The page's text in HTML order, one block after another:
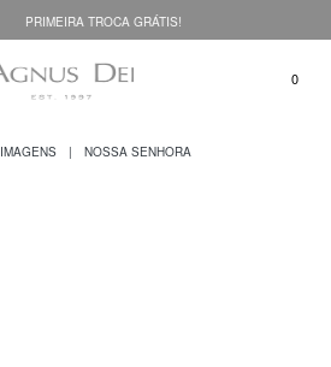
PRIMEIRA TROCA GRÁTIS!
IMAGENS NOSSA SENHORA